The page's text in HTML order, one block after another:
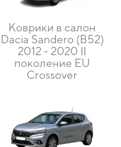
Коврики в салон
Dacia Sandero (B52)
2012 - 2020 II
поколение EU
Crossover